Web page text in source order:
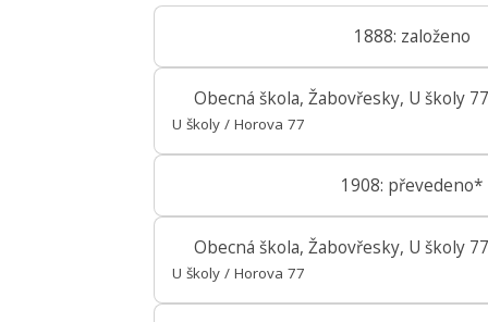
1888: založeno
Obecná škola, Žabovřesky, U školy
U školy / Horova 77
1908: převedeno*
Obecná škola, Žabovřesky, U školy
U školy / Horova 77